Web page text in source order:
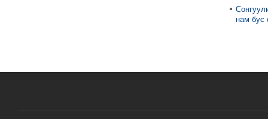
нам бус